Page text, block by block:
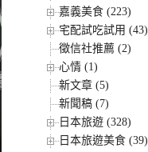
嘉義美食 (223)
宅配試吃試用 (43)
徵信社推薦 (2)
心情 (1)
新文章 (5)
新聞稿 (7)
日本旅遊 (328)
日本旅遊美食 (39)